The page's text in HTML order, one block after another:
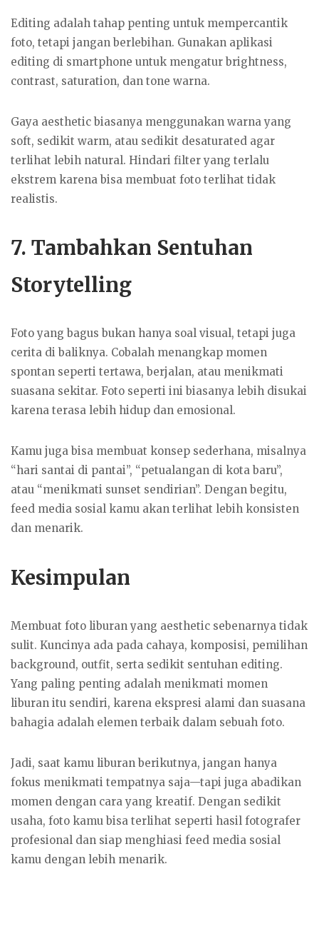
Editing adalah tahap penting untuk mempercantik
foto, tetapi jangan berlebihan. Gunakan aplikasi
editing di smartphone untuk mengatur brightness,
contrast, saturation, dan tone warna.
Gaya aesthetic biasanya menggunakan warna yang
soft, sedikit warm, atau sedikit desaturated agar
terlihat lebih natural. Hindari filter yang terlalu
ekstrem karena bisa membuat foto terlihat tidak
realistis.
7. Tambahkan Sentuhan
Storytelling
Foto yang bagus bukan hanya soal visual, tetapi juga
cerita di baliknya. Cobalah menangkap momen
spontan seperti tertawa, berjalan, atau menikmati
suasana sekitar. Foto seperti ini biasanya lebih disukai
karena terasa lebih hidup dan emosional.
Kamu juga bisa membuat konsep sederhana, misalnya
“hari santai di pantai”, “petualangan di kota baru”,
atau “menikmati sunset sendirian”. Dengan begitu,
feed media sosial kamu akan terlihat lebih konsisten
dan menarik.
Kesimpulan
Membuat foto liburan yang aesthetic sebenarnya tidak
sulit. Kuncinya ada pada cahaya, komposisi, pemilihan
background, outfit, serta sedikit sentuhan editing.
Yang paling penting adalah menikmati momen
liburan itu sendiri, karena ekspresi alami dan suasana
bahagia adalah elemen terbaik dalam sebuah foto.
Jadi, saat kamu liburan berikutnya, jangan hanya
fokus menikmati tempatnya saja—tapi juga abadikan
momen dengan cara yang kreatif. Dengan sedikit
usaha, foto kamu bisa terlihat seperti hasil fotografer
profesional dan siap menghiasi feed media sosial
kamu dengan lebih menarik.